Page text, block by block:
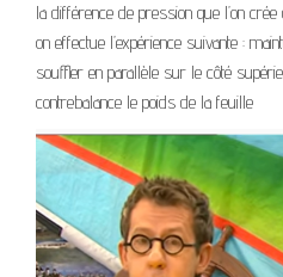
la différence de pression que l’on crée
on effectue l’expérience suivante :
souffler en parallèle sur le côté
contrebalance le poids de la feuille